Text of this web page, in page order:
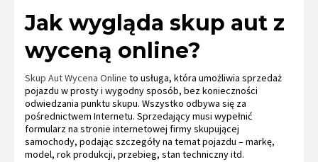
Jak wygląda skup aut z
wyceną online?
Skup Aut Wycena Online to usługa, która umożliwia sprzedaż
pojazdu w prosty i wygodny sposób, bez konieczności
odwiedzania punktu skupu. Wszystko odbywa się za
pośrednictwem Internetu. Sprzedający musi wypełnić
formularz na stronie internetowej firmy skupującej
samochody, podając szczegóły na temat pojazdu – markę,
model, rok produkcji, przebieg, stan techniczny itd.